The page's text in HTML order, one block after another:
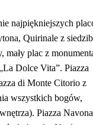
najpiękniejszych
Quirinale z
mały plac z
Dolce Vita”. Piazza
di Monte Citorio z
wszystkich bogów,
Piazza